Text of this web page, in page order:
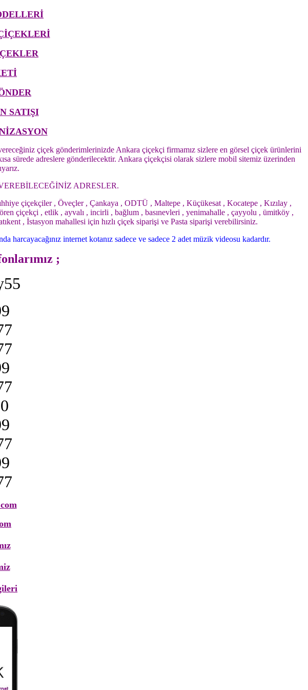
SATIŞI
çiçek gönderimlerinizde Ankara çiçekçi firmamız sizlere en görsel çiçek ürünlerini
sürede adreslere gönderilecektir. Ankara çiçekçisi olarak sizlere mobil sitemiz üzerinden
ADRESLER.
çiçekçiler , Öveçler , Çankaya , ODTÜ , Maltepe , Küçükesat , Kocatepe , Kızılay ,
çiçekçi , etlik , ayvalı , incirli , bağlum , basınevleri , yenimahalle , çayyolu , ümitköy ,
, İstasyon mahallesi için hızlı çiçek siparişi ve Pasta siparişi verebilirsiniz.
internet kotanız sadece ve sadece 2 adet müzik videosu kadardır.
;